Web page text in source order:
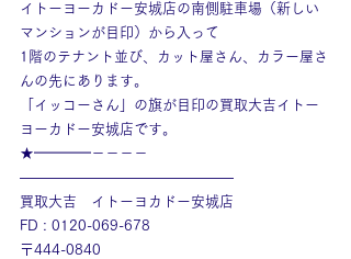
イトーヨーカドー安城店の南側駐車場（新しい
マンションが目印）から入って
1階のテナント並び、カット屋さん、カラー屋さ
んの先にあります。
「イッコーさん」の旗が目印の買取大吉イトー
ヨーカドー安城店です。
★━━━━－－－－
———————————————
買取大吉　イトーヨカドー安城店
FD : 0120-069-678
〒444-0840